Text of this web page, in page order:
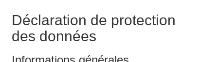
Déclaration de protection
des données